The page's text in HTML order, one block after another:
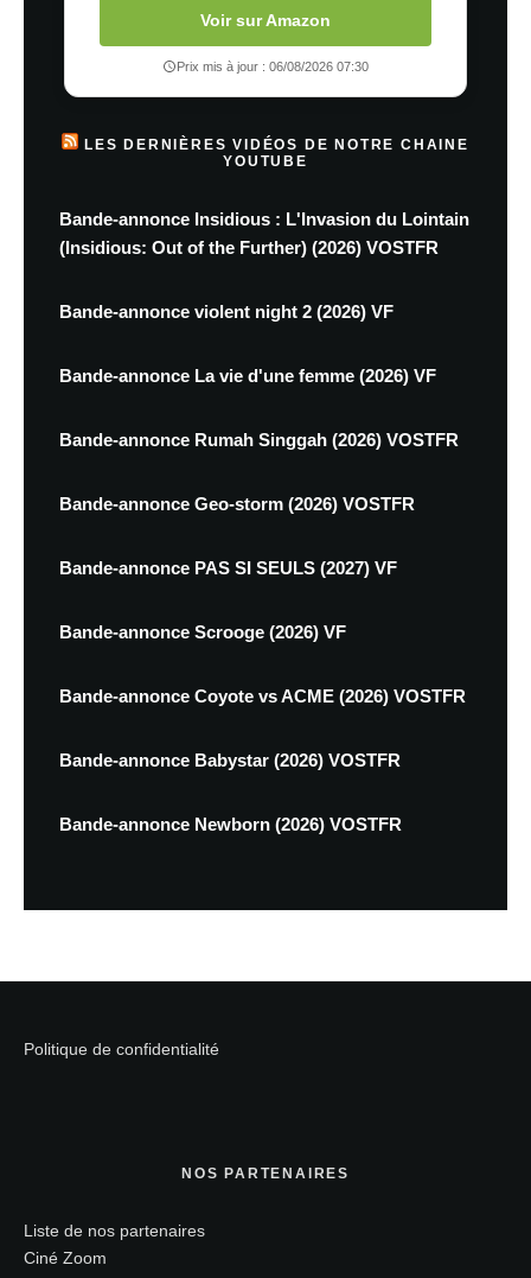
Voir sur Amazon
Prix mis à jour : 06/08/2026 07:30
LES DERNIÈRES VIDÉOS DE NOTRE CHAINE
YOUTUBE
Bande-annonce Insidious : L'Invasion du Lointain
(Insidious: Out of the Further) (2026) VOSTFR
Bande-annonce violent night 2 (2026) VF
Bande-annonce La vie d'une femme (2026) VF
Bande-annonce Rumah Singgah (2026) VOSTFR
Bande-annonce Geo-storm (2026) VOSTFR
Bande-annonce PAS SI SEULS (2027) VF
Bande-annonce Scrooge (2026) VF
Bande-annonce Coyote vs ACME (2026) VOSTFR
Bande-annonce Babystar (2026) VOSTFR
Bande-annonce Newborn (2026) VOSTFR
Politique de confidentialité
NOS PARTENAIRES
Liste de nos partenaires
Ciné Zoom